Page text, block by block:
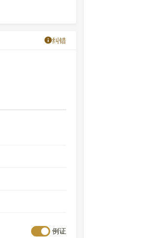
纠错
例证